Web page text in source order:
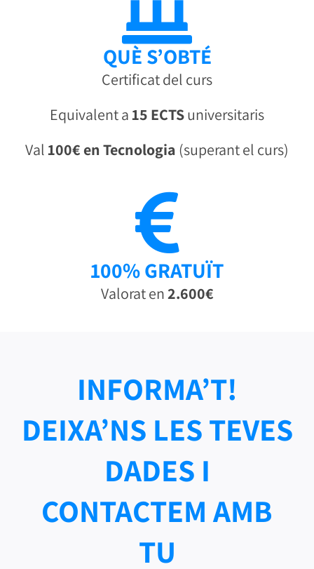
QUÈ S’OBTÉ
Certificat del curs
Equivalent a 15 ECTSuniversitaris
Val 100€ en Tecnologia (superant el curs)
100% GRATUÏT
Valorat en2.600€
INFORMA’T!
DEIXA’NS LES TEVES
DADES I
CONTACTEM AMB
TU